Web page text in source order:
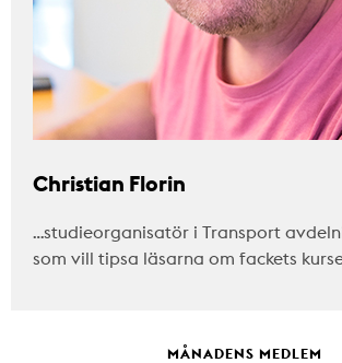
Christian Florin
…studieorganisatör i Transport
som vill tipsa läsarna om fackets
MÅNADENS MEDLEM